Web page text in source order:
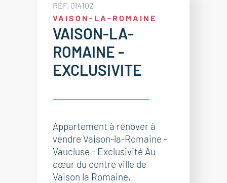
RÉF. 014102
VAISON-LA-ROMAINE
VAISON-LA-
ROMAINE -
EXCLUSIVITE
Appartement à rénover à
vendre Vaison-la-Romaine -
Vaucluse - Exclusivité Au
cœur du centre ville de
Vaison la Romaine,